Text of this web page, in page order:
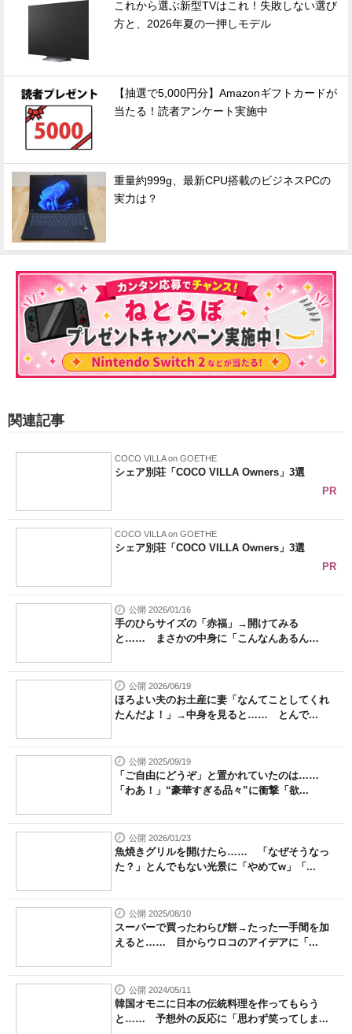
これから選ぶ新型TVはこれ！失敗しない選び
方と、2026年夏の一押しモデル
【抽選で5,000円分】Amazonギフトカードが
当たる！読者アンケート実施中
重量約999g、最新CPU搭載のビジネスPCの
実力は？
関連記事
COCO VILLA on GOETHE
シェア別荘「COCO VILLA Owners」3選
PR
COCO VILLA on GOETHE
シェア別荘「COCO VILLA Owners」3選
PR
公開 2026/01/16
手のひらサイズの「赤福」→開けてみる
と…… まさかの中身に「こんなんあるん
公開 2026/06/19
ほろよい夫のお土産に妻「なんてことしてくれ
たんだよ！」→中身を見ると…… とんで...
公開 2025/09/19
「ご自由にどうぞ」と置かれていたのは……
「わあ！」“豪華すぎる品々”に衝撃「欲...
公開 2026/01/23
魚焼きグリルを開けたら…… 「なぜそうなっ
た？」とんでもない光景に「やめてw」「...
公開 2025/08/10
スーパーで買ったわらび餅→たった一手間を加
えると…… 目からウロコのアイデアに「...
公開 2024/05/11
韓国オモニに日本の伝統料理を作ってもらう
と…… 予想外の反応に「思わず笑ってしま...